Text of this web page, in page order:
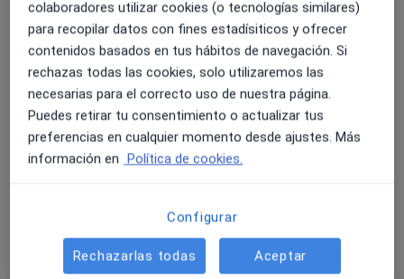
Centro Asistencial, Prev.Intermutual
BELMONTE DE SAN JOSE Nº21 BAJOS, Alcañiz
44600
Ampliarse abre en una nueva
Disponibilidad
Este especialista no ofrece reserva online en esta
¿Qué puedo hacer ahora?
Formas de pago (visitas privadas)
colaboradores utilizar cookies (o tecnologías similares)
para recopilar datos con fines estadísiticos y ofrecer
contenidos basados en tus hábitos de navegación. Si
rechazas todas las cookies, solo utilizaremos las
necesarias para el correcto uso de nuestra página.
Puedes retirar tu consentimiento o actualizar tus
preferencias en cualquier momento desde ajustes. Más
información en Política de cookies.
Configurar
Rechazarlas todas Aceptar